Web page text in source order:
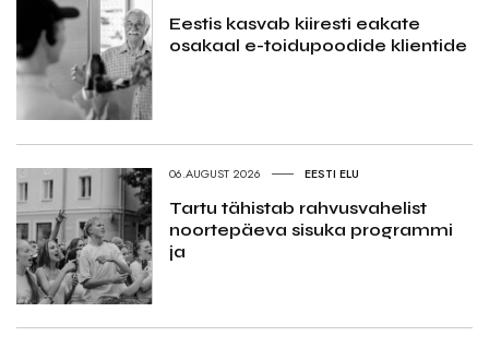
Eestis kasvab kiiresti eakate
osakaal e-toidupoodide klientide
06.AUGUST 2026 EESTI ELU
Tartu tähistab rahvusvahelist
noortepäeva sisuka programmi
ja